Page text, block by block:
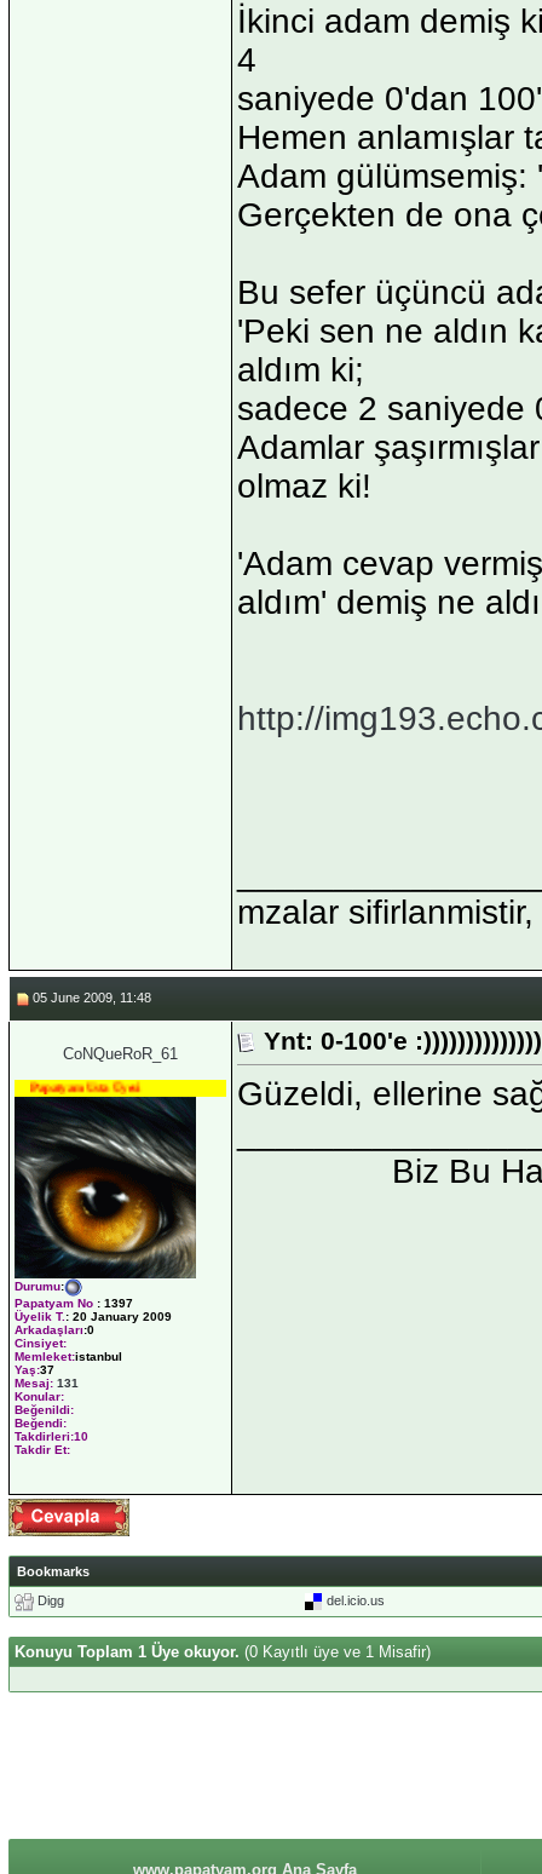
İkinci adam demiş
4
saniyede 0'dan
Hemen anlamışlar
Adam gülümsemiş:
Gerçekten de ona
Bu sefer üçüncü
'Peki sen ne aldın
aldım ki;
sadece 2 saniyede
Adamlar
olmaz ki!
'Adam cevap
aldım' demiş ne
http://
mzalar
05 June 2009, 11:48
CoNQueRoR_61
Papatyam Usta Üyesi
Durumu:
Papatyam No : 1397
Üyelik T.: 20 January 2009
Arkadaşları:0
Cinsiyet:
Memleket:istanbul
Yaş:37
Mesaj: 131
Konular:
Beğenildi:
Beğendi:
Takdirleri:10
Takdir Et:
Ynt: 0-100'e
Güzeldi, ellerine
Biz Bu
Bookmarks
Digg
del.icio.us
Konuyu Toplam 1 Üye okuyor. (0 Kayıtlı üye ve 1 Misafir)
www.papatyam.org Ana Sayfa